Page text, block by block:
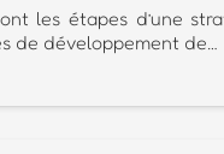
les étapes d’une
de développement de…